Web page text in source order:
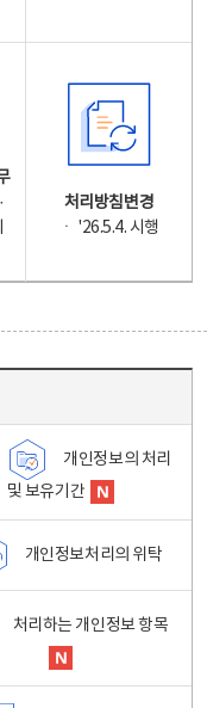
처리방침변경
ㆍ '26.5.4. 시행
개인정보의 처리
및 보유기간
개인정보처리의 위탁
처리하는 개인정보 항목